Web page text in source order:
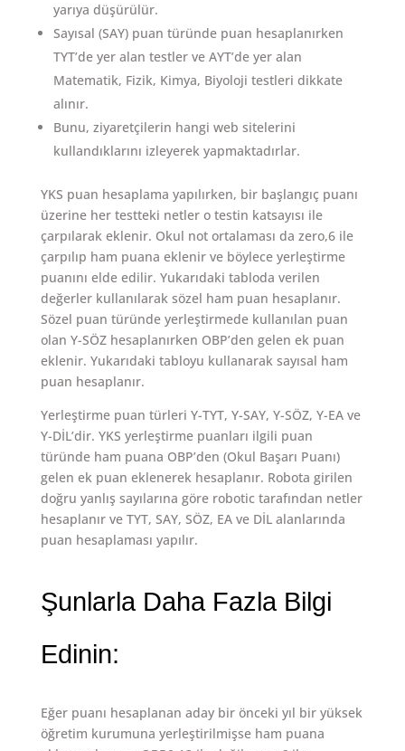
yarıya düşürülür.
Sayısal (SAY) puan türünde puan hesaplanırken
TYT’de yer alan testler ve AYT’de yer alan
Matematik, Fizik, Kimya, Biyoloji testleri dikkate
alınır.
Bunu, ziyaretçilerin hangi web sitelerini
kullandıklarını izleyerek yapmaktadırlar.
YKS puan hesaplama yapılırken, bir başlangıç puanı
üzerine her testteki netler o testin katsayısı ile
çarpılarak eklenir. Okul not ortalaması da zero,6 ile
çarpılıp ham puana eklenir ve böylece yerleştirme
puanını elde edilir. Yukarıdaki tabloda verilen
değerler kullanılarak sözel ham puan hesaplanır.
Sözel puan türünde yerleştirmede kullanılan puan
olan Y-SÖZ hesaplanırken OBP’den gelen ek puan
eklenir. Yukarıdaki tabloyu kullanarak sayısal ham
puan hesaplanır.
Yerleştirme puan türleri Y-TYT, Y-SAY, Y-SÖZ, Y-EA ve
Y-DİL’dir. YKS yerleştirme puanları ilgili puan
türünde ham puana OBP’den (Okul Başarı Puanı)
gelen ek puan eklenerek hesaplanır. Robota girilen
doğru yanlış sayılarına göre robotic tarafından netler
hesaplanır ve TYT, SAY, SÖZ, EA ve DİL alanlarında
puan hesaplaması yapılır.
Şunlarla Daha Fazla Bilgi
Edinin:
Eğer puanı hesaplanan aday bir önceki yıl bir yüksek
öğretim kurumuna yerleştirilmişse ham puana